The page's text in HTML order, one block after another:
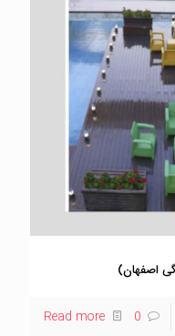
اصفهان)
0
Read more